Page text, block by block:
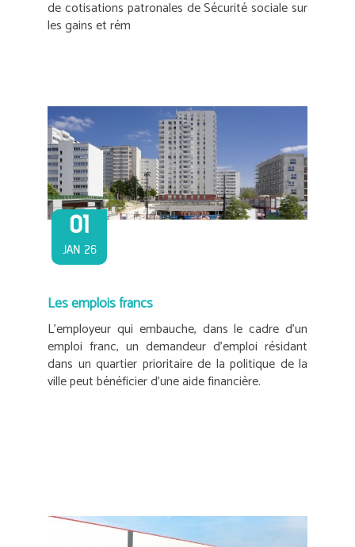
de cotisations patronales de Sécurité sociale sur
les gains et rém
01
JAN 26
Les emplois francs
L’employeur qui embauche, dans le cadre d’un
emploi franc, un demandeur d’emploi résidant
dans un quartier prioritaire de la politique de la
ville peut bénéficier d’une aide financière.